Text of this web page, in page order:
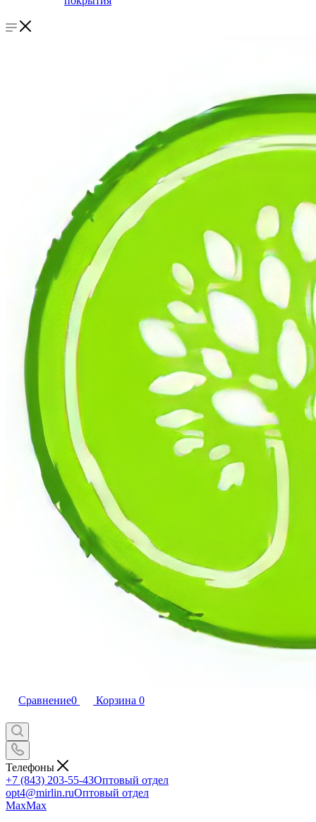
Сравнение0 Корзина 0
Телефоны
+7 (843) 203-55-43Оптовый отдел
opt4@mirlin.ruОптовый отдел
MaxMax